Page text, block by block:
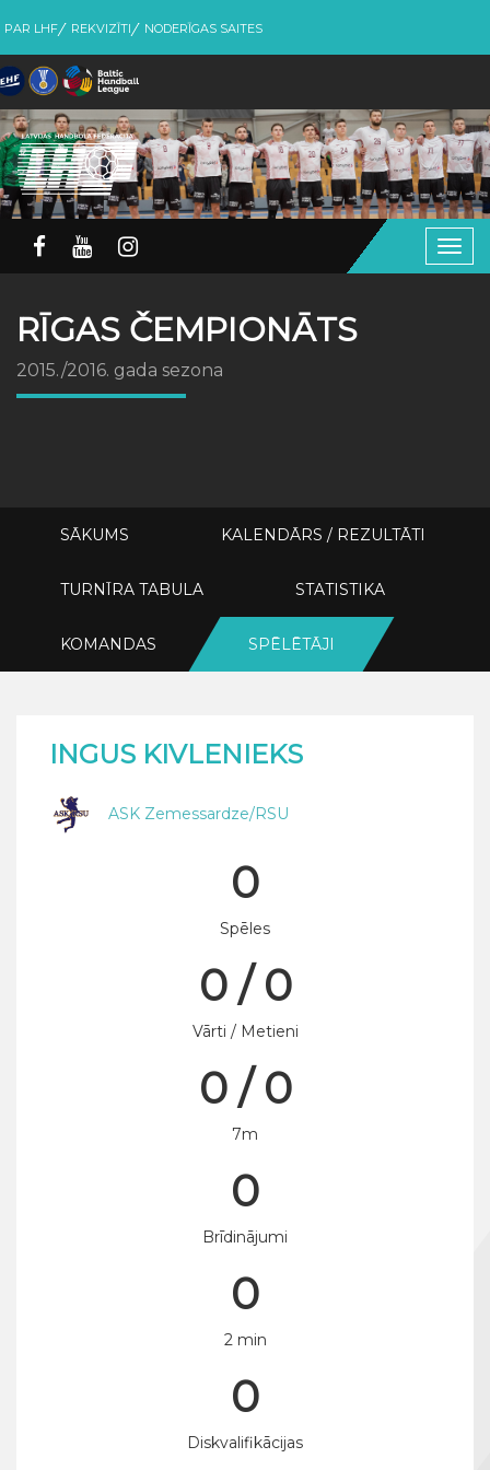
PAR LHF REKVIZĪTI NODERĪGAS SAITES
RĪGAS ČEMPIONĀTS
2015./2016. gada sezona
SĀKUMS KALENDĀRS / REZULTĀTI
TURNĪRA TABULA STATISTIKA
KOMANDAS SPĒLĒTĀJI
INGUS KIVLENIEKS
ASK Zemessardze/RSU
0
Spēles
0 / 0
Vārti / Metieni
0 / 0
7m
0
Brīdinājumi
0
2 min
0
Diskvalifikācijas